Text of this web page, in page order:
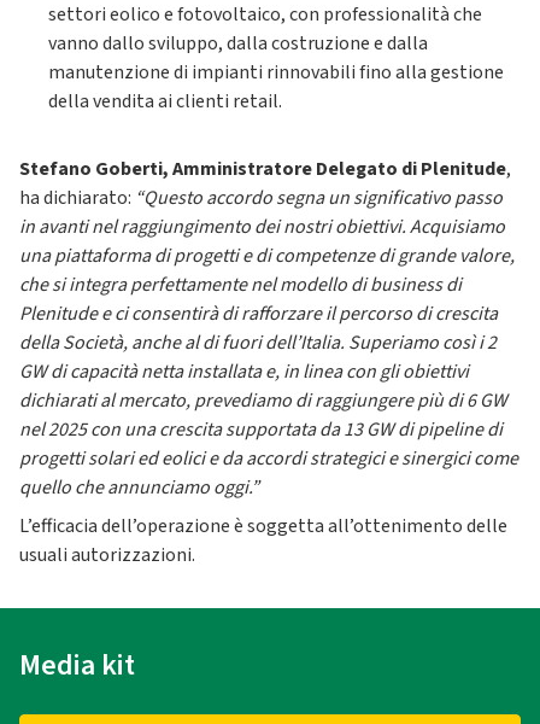
settori eolico e fotovoltaico, con professionalità che
vanno dallo sviluppo, dalla costruzione e dalla
manutenzione di impianti rinnovabili fino alla gestione
della vendita ai clienti retail.
Stefano Goberti, Amministratore Delegato di Plenitude,
ha dichiarato: “Questo accordo segna un significativo passo
in avanti nel raggiungimento dei nostri obiettivi. Acquisiamo
una piattaforma di progetti e di competenze di grande valore,
che si integra perfettamente nel modello di business di
Plenitude e ci consentirà di rafforzare il percorso di crescita
della Società, anche al di fuori dell’Italia. Superiamo così i 2
GW di capacità netta installata e, in linea con gli obiettivi
dichiarati al mercato, prevediamo di raggiungere più di 6 GW
nel 2025 con una crescita supportata da 13 GW di pipeline di
progetti solari ed eolici e da accordi strategici e sinergici come
quello che annunciamo oggi.”
L’efficacia dell’operazione è soggetta all’ottenimento delle
usuali autorizzazioni.
Media kit